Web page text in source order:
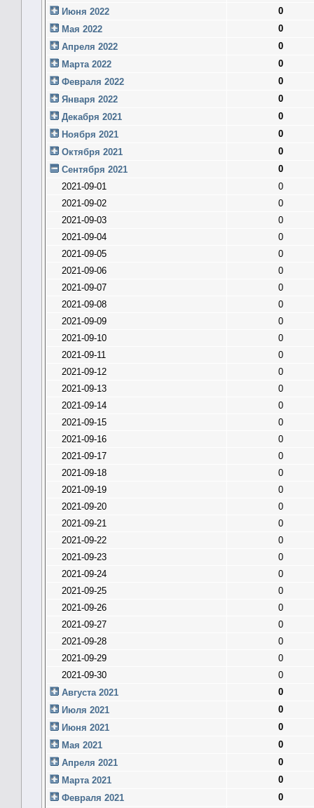
Июня 2022
0
Мая 2022
0
Апреля 2022
0
Марта 2022
0
Февраля 2022
0
Января 2022
0
Декабря 2021
0
Ноября 2021
0
Октября 2021
0
Сентября 2021
0
2021-09-01
0
2021-09-02
0
2021-09-03
0
2021-09-04
0
2021-09-05
0
2021-09-06
0
2021-09-07
0
2021-09-08
0
2021-09-09
0
2021-09-10
0
2021-09-11
0
2021-09-12
0
2021-09-13
0
2021-09-14
0
2021-09-15
0
2021-09-16
0
2021-09-17
0
2021-09-18
0
2021-09-19
0
2021-09-20
0
2021-09-21
0
2021-09-22
0
2021-09-23
0
2021-09-24
0
2021-09-25
0
2021-09-26
0
2021-09-27
0
2021-09-28
0
2021-09-29
0
2021-09-30
0
Августа 2021
0
Июля 2021
0
Июня 2021
0
Мая 2021
0
Апреля 2021
0
Марта 2021
0
Февраля 2021
0